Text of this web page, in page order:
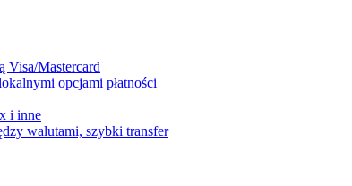
Visa/Mastercard
opcjami płatności
i inne
walutami, szybki transfer